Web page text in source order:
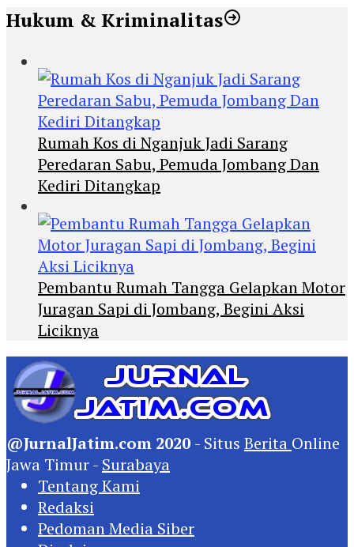
Hukum & Kriminalitas
Rumah Kos di Nganjuk Jadi Sarang
Peredaran Sabu, Pemuda Jombang Dan
Kediri Ditangkap
Pembantu Rumah Tangga Gelapkan Motor
Juragan Sapi di Jombang, Begini Aksi
Liciknya
@JurnalJatim.com 2020 - Situs Berita Online
Jawa Timur - Surabaya
Tentang Kami
Redaksi
Pedoman Media Siber